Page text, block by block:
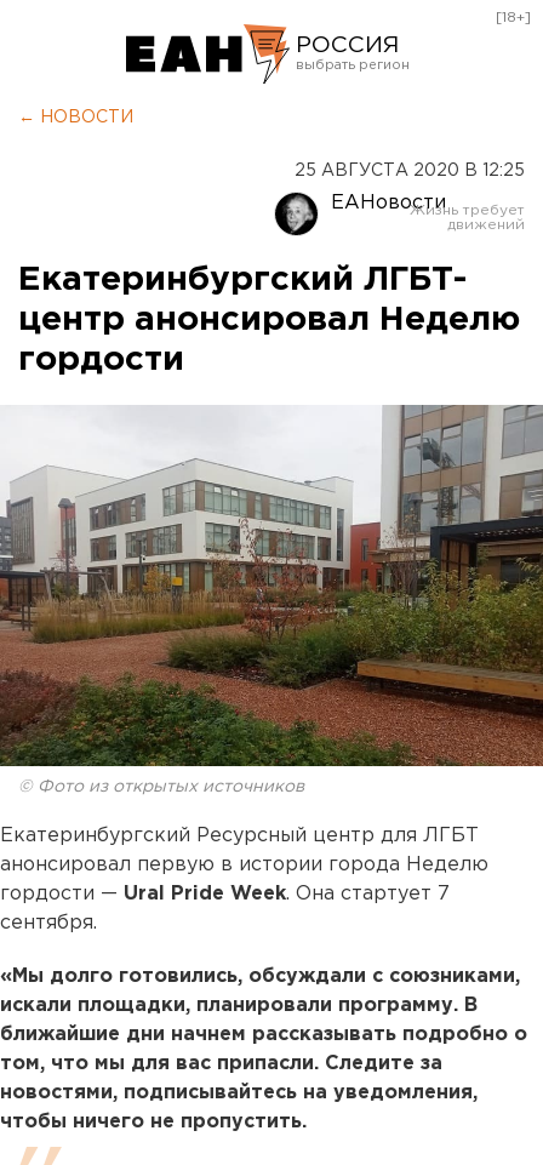
РОССИЯ
Оренбург
[18+]
← НОВОСТИ
25 АВГУСТА 2020 В 12:25
ЕАНовости
Екатеринбургский ЛГБТ-
центр анонсировал Неделю
гордости
© Фото из открытых источников
Екатеринбургский Ресурсный центр для ЛГБТ
анонсировал первую в истории города Неделю
гордости — Ural Pride Week. Она стартует 7
сентября.
«Мы долго готовились, обсуждали с союзниками,
искали площадки, планировали программу. В
ближайшие дни начнем рассказывать подробно о
том, что мы для вас припасли. Следите за
новостями, подписывайтесь на уведомления,
чтобы ничего не пропустить.